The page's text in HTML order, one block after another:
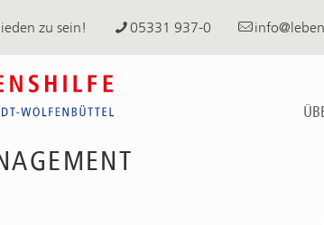
zu sein! 05331 937-0